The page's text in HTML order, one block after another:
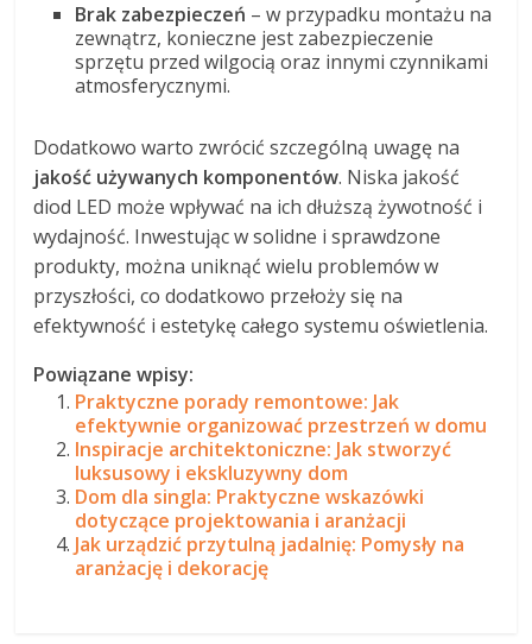
Brak zabezpieczeń – w przypadku montażu na
zewnątrz, konieczne jest zabezpieczenie
sprzętu przed wilgocią oraz innymi czynnikami
atmosferycznymi.
Dodatkowo warto zwrócić szczególną uwagę na
jakość używanych komponentów. Niska jakość
diod LED może wpływać na ich dłuższą żywotność i
wydajność. Inwestując w solidne i sprawdzone
produkty, można uniknąć wielu problemów w
przyszłości, co dodatkowo przełoży się na
efektywność i estetykę całego systemu oświetlenia.
Powiązane wpisy:
Praktyczne porady remontowe: Jak
efektywnie organizować przestrzeń w domu
Inspiracje architektoniczne: Jak stworzyć
luksusowy i ekskluzywny dom
Dom dla singla: Praktyczne wskazówki
dotyczące projektowania i aranżacji
Jak urządzić przytulną jadalnię: Pomysły na
aranżację i dekorację